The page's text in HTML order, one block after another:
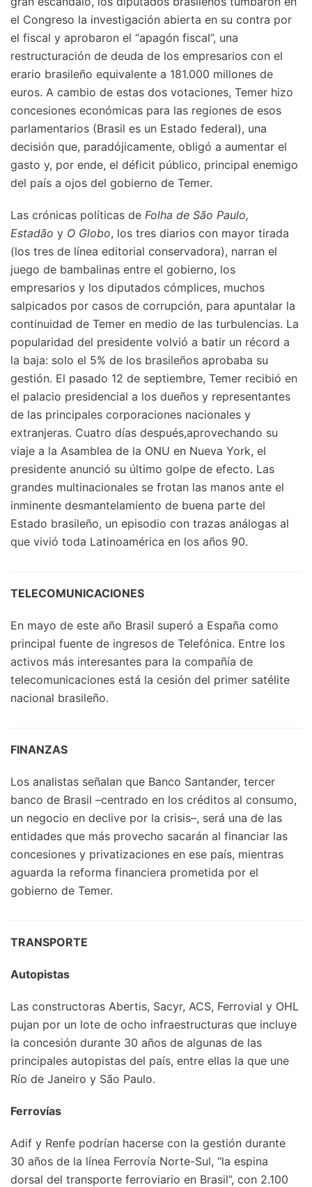
el Congreso la investigación abierta en su contra por
el fiscal y aprobaron el “apagón fiscal”, una
restructuración de deuda de los empresarios con el
erario brasileño equivalente a 181.000 millones de
euros. A cambio de estas dos votaciones, Temer hizo
concesiones económicas para las regiones de esos
parlamentarios (Brasil es un Estado federal), una
decisión que, paradójicamente, obligó a aumentar el
gasto y, por ende, el déficit público, principal enemigo
del país a ojos del gobierno de Temer.
Las crónicas políticas de Folha de São Paulo,
Estadão y O Globo, los tres diarios con mayor tirada
(los tres de línea editorial conservadora), narran el
juego de bambalinas entre el gobierno, los
empresarios y los diputados cómplices, muchos
salpicados por casos de corrupción, para apuntalar la
continuidad de Temer en medio de las turbulencias. La
popularidad del presidente volvió a batir un récord a
la baja: solo el 5% de los brasileños aprobaba su
gestión. El pasado 12 de septiembre, Temer recibió en
el palacio presidencial a los dueños y representantes
de las principales corporaciones nacionales y
extranjeras. Cuatro días después,aprovechando su
viaje a la Asamblea de la ONU en Nueva York, el
presidente anunció su último golpe de efecto. Las
grandes multinacionales se frotan las manos ante el
inminente desmantelamiento de buena parte del
Estado brasileño, un episodio con trazas análogas al
que vivió toda Latinoamérica en los años 90.
TELECOMUNICACIONES
En mayo de este año Brasil superó a España como
principal fuente de ingresos de Telefónica. Entre los
activos más interesantes para la compañía de
telecomunicaciones está la cesión del primer satélite
nacional brasileño.
FINANZAS
Los analistas señalan que Banco Santander, tercer
banco de Brasil –centrado en los créditos al consumo,
un negocio en declive por la crisis–, será una de las
entidades que más provecho sacarán al financiar las
concesiones y privatizaciones en ese país, mientras
aguarda la reforma financiera prometida por el
gobierno de Temer.
TRANSPORTE
Autopistas
Las constructoras Abertis, Sacyr, ACS, Ferrovial y OHL
pujan por un lote de ocho infraestructuras que incluye
la concesión durante 30 años de algunas de las
principales autopistas del país, entre ellas la que une
Río de Janeiro y São Paulo.
Ferrovías
Adif y Renfe podrían hacerse con la gestión durante
30 años de la línea Ferrovía Norte-Sul, “la espina
dorsal del transporte ferroviario en Brasil”, con 2.100